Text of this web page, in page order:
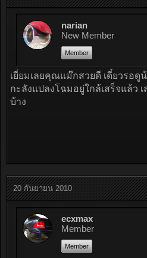
narian
New Member
Member
เยี่ยมเลยคุณแม๊กสวยดี เดี๋ยวรอ
กะลังแปลงโฉมอยู่ใกล้เสร็จแล้ว
บ้าง
20 กันยายน 2010
ecxmax
Member
Member